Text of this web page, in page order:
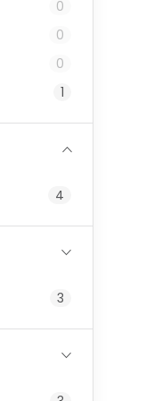
0
0
0
1
4
3